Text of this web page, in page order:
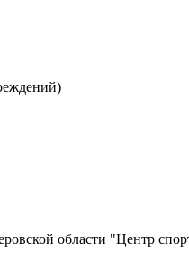
области "Центр